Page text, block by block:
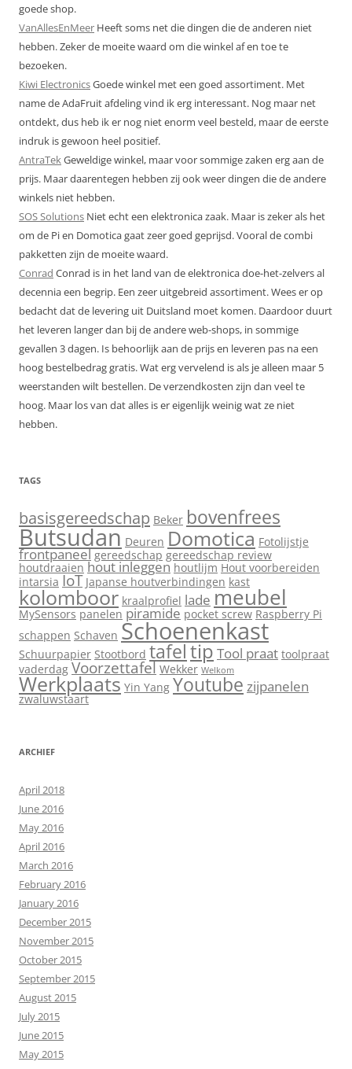
goede shop.
VanAllesEnMeer Heeft soms net die dingen die de anderen niet
hebben. Zeker de moeite waard om die winkel af en toe te
bezoeken.
Kiwi ElectronicsGoede winkel met een goed assortiment. Met
name de AdaFruit afdeling vind ik erg interessant. Nog maar net
ontdekt, dus heb ik er nog niet enorm veel besteld, maar de eerste
indruk is gewoon heel positief.
AntraTekGeweldige winkel, maar voor sommige zaken erg aan de
prijs. Maar daarentegen hebben zij ook weer dingen die de andere
winkels niet hebben.
SOS Solutions Niet echt een elektronica zaak. Maar is zeker als het
om de Pi en Domotica gaat zeer goed geprijsd. Vooral de combi
pakketten zijn de moeite waard.
Conrad Conrad is in het land van de elektronica doe-het-zelvers al
decennia een begrip. Een zeer uitgebreid assortiment. Wees er op
bedacht dat de levering uit Duitsland moet komen. Daardoor duurt
het leveren langer dan bij de andere web-shops, in sommige
gevallen 3 dagen. Is behoorlijk aan de prijs en leveren pas na een
hoog bestelbedrag gratis. Wat erg vervelend is als je alleen maar 5
weerstanden wilt bestellen. De verzendkosten zijn dan veel te
hoog. Maar los van dat alles is er eigenlijk weinig wat ze niet
hebben.
TAGS
basisgereedschap Beker bovenfrees
Butsudan Deuren Domotica Fotolijstje
frontpaneel gereedschap gereedschap review
houtdraaien hout inleggen houtlijm Hout voorbereiden
intarsia IoT Japanse houtverbindingen kast
kolomboor kraalprofiel lade meubel
MySensors panelen piramide pocket screw Raspberry Pi
schappen Schaven Schoenenkast
Schuurpapier Stootbord tafeltipTool praat toolpraat
vaderdag Voorzettafel Wekker Welkom
Werkplaats Yin Yang Youtube zijpanelen
zwaluwstaart
ARCHIEF
April 2018
June 2016
May 2016
April 2016
March 2016
February 2016
January 2016
December 2015
November 2015
October 2015
September 2015
August 2015
July 2015
June 2015
May 2015